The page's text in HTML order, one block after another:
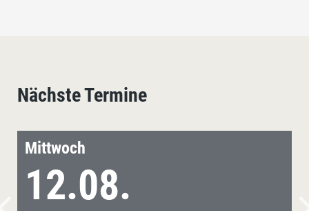
Nächste Termine
Mittwoch
12.08.